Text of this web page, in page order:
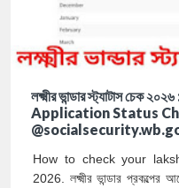
লক্ষ্মীর ভান্ডার স্ট্যাটাস
Application Status
How to check your
2026. লক্ষ্মীর ভান্ডার